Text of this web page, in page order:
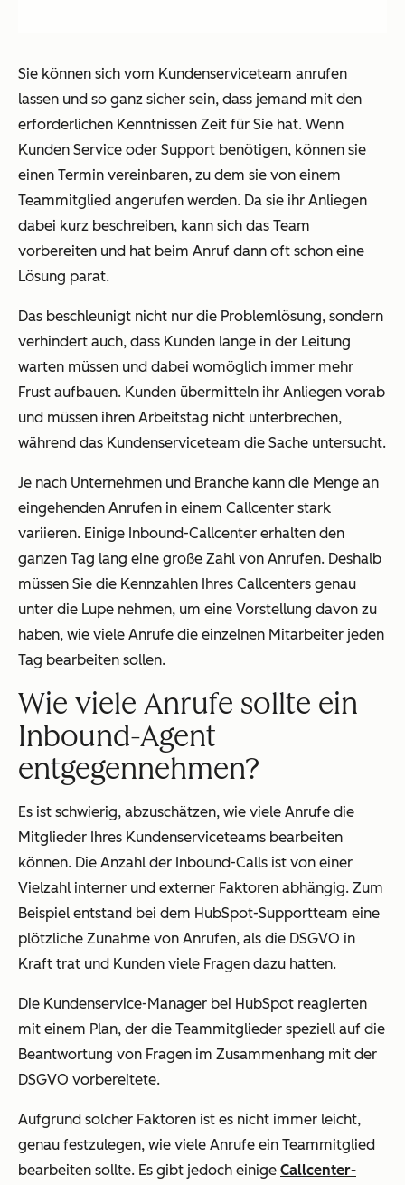
Sie können sich vom Kundenserviceteam anrufen
lassen und so ganz sicher sein, dass jemand mit den
erforderlichen Kenntnissen Zeit für Sie hat. Wenn
Kunden Service oder Support benötigen, können sie
einen Termin vereinbaren, zu dem sie von einem
Teammitglied angerufen werden. Da sie ihr Anliegen
dabei kurz beschreiben, kann sich das Team
vorbereiten und hat beim Anruf dann oft schon eine
Lösung parat.
Das beschleunigt nicht nur die Problemlösung, sondern
verhindert auch, dass Kunden lange in der Leitung
warten müssen und dabei womöglich immer mehr
Frust aufbauen. Kunden übermitteln ihr Anliegen vorab
und müssen ihren Arbeitstag nicht unterbrechen,
während das Kundenserviceteam die Sache untersucht.
Je nach Unternehmen und Branche kann die Menge an
eingehenden Anrufen in einem Callcenter stark
variieren. Einige Inbound-Callcenter erhalten den
ganzen Tag lang eine große Zahl von Anrufen. Deshalb
müssen Sie die Kennzahlen Ihres Callcenters genau
unter die Lupe nehmen, um eine Vorstellung davon zu
haben, wie viele Anrufe die einzelnen Mitarbeiter jeden
Tag bearbeiten sollen.
Wie viele Anrufe sollte ein
Inbound-Agent
entgegennehmen?
Es ist schwierig, abzuschätzen, wie viele Anrufe die
Mitglieder Ihres Kundenserviceteams bearbeiten
können. Die Anzahl der Inbound-Calls ist von einer
Vielzahl interner und externer Faktoren abhängig. Zum
Beispiel entstand bei dem HubSpot-Supportteam eine
plötzliche Zunahme von Anrufen, als die DSGVO in
Kraft trat und Kunden viele Fragen dazu hatten.
Die Kundenservice-Manager bei HubSpot reagierten
mit einem Plan, der die Teammitglieder speziell auf die
Beantwortung von Fragen im Zusammenhang mit der
DSGVO vorbereitete.
Aufgrund solcher Faktoren ist es nicht immer leicht,
genau festzulegen, wie viele Anrufe ein Teammitglied
bearbeiten sollte. Es gibt jedoch einige Callcenter-